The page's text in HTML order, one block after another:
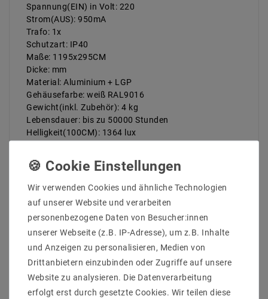
Spannung(EIN) in Volt: 220
Strom(AUS): 950mA
Trafo: 1x
Schutzart: IP40
Maße: 1195x295CM
Dicke: mm
Material: Aluminium + LGP
Gehäusefarbe: weiß RAL9016
Gewicht(inkl. Zubehör): 4 kg
Lebensdauer: bis zu 50000 Stunden
Helligkeit(100CM): 1364 lux
Connex/Casambi/Zigbee 3.0] (Optinal)
Lieferumfang: LED Panel + Netzteil + Aufbaurahmen
Maße des Trafos: 124x79x22 mm
Dimmbarkeit für 1-10V / Dali / Casambi / Connex /
Zigbee als Optional, bitte anfragen
Wir verwenden Cookies und ähnliche Technologien
auf unserer Website und verarbeiten
personenbezogene Daten von Besucher:innen
unserer Webseite (z.B. IP-Adresse), um z.B. Inhalte
und Anzeigen zu personalisieren, Medien von
Drittanbietern einzubinden oder Zugriffe auf unsere
Website zu analysieren. Die Datenverarbeitung
erfolgt erst durch gesetzte Cookies. Wir teilen diese